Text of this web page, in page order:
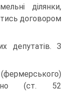
дiлянки,
договором
депутатiв. З
(ст. 52